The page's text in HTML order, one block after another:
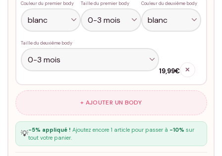
Couleur du premier body Taille du premier body Couleur du deuxième body
Taille du deuxième body
19,99€ ✕
+ AJOUTER UN BODY
💡-5% appliqué ! Ajoutez encore 1 article pour passer à -10% sur
tout votre panier.